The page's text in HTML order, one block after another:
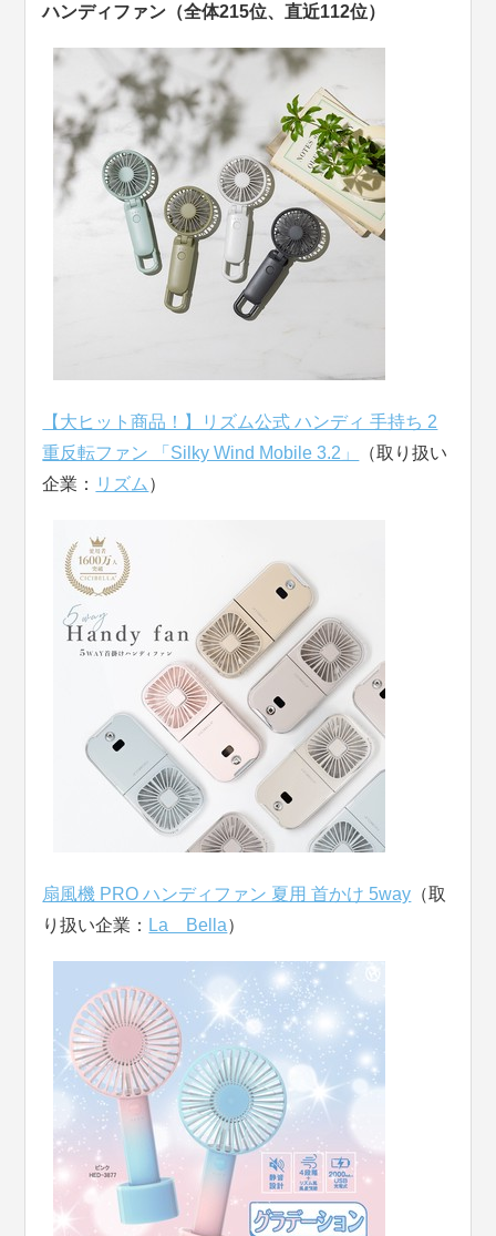
ハンディファン（全体215位、直近112位）
【大ヒット商品！】リズム公式 ハンディ 手持ち 2
重反転ファン 「Silky Wind Mobile 3.2」
（取り扱い
企業： リズム ）
扇風機 PRO ハンディファン 夏用 首かけ 5way （取
り扱い企業： La Bella）